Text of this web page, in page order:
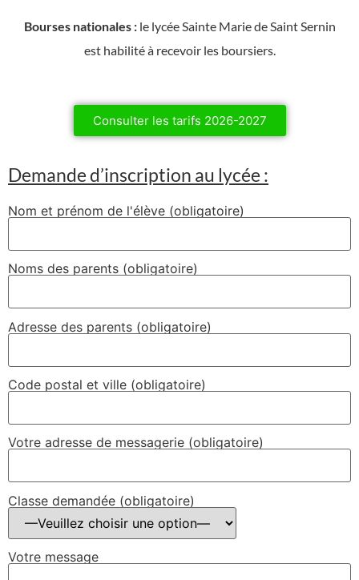
Bourses nationales :le lycée Sainte Marie de Saint Sernin
est habilité à recevoir les boursiers.
Consulter les tarifs 2026-2027
Demande d’inscription au lycée :
Nom et prénom de l'élève (obligatoire)
Noms des parents (obligatoire)
Adresse des parents (obligatoire)
Code postal et ville (obligatoire)
Votre adresse de messagerie (obligatoire)
Classe demandée (obligatoire)
Votre message